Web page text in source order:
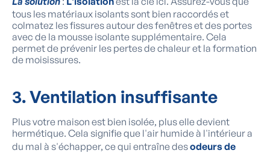
tous les matériaux isolants sont bien raccordés et
colmatez les fissures autour des fenêtres et des portes
avec de la mousse isolante supplémentaire. Cela
permet de prévenir les pertes de chaleur et la formation
de moisissures.
3. Ventilation insuffisante
Plus votre maison est bien isolée, plus elle devient
hermétique. Cela signifie que l'air humide à l'intérieur a
du mal à s'échapper, ce qui entraîne desodeurs de